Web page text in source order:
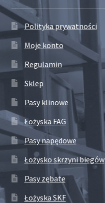
Polityka prywatności
Moje konto
Regulamin
Sklep
Pasy klinowe
Łożyska FAG
Pasy napędowe
Łożysko skrzyni biegów
Pasy zębate
Łożyska SKF